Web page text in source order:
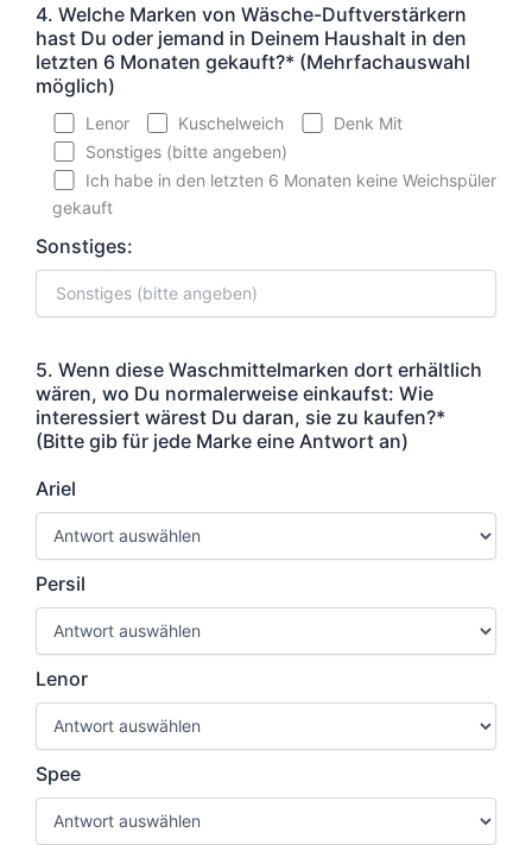
4. Welche Marken von Wäsche-Duftverstärkern
hast Du oder jemand in Deinem Haushalt in den
letzten 6 Monaten gekauft?* (Mehrfachauswahl
möglich)
Lenor Kuschelweich
Denk Mit
Sonstiges (bitte angeben)
Ich habe in den letzten 6 Monaten keine Weichspüler
gekauft
Sonstiges:
5. Wenn diese Waschmittelmarken dort erhältlich
wären, wo Du normalerweise einkaufst: Wie
interessiert wärest Du daran, sie zu kaufen?*
(Bitte gib für jede Marke eine Antwort an)
Ariel
Persil
Lenor
Spee